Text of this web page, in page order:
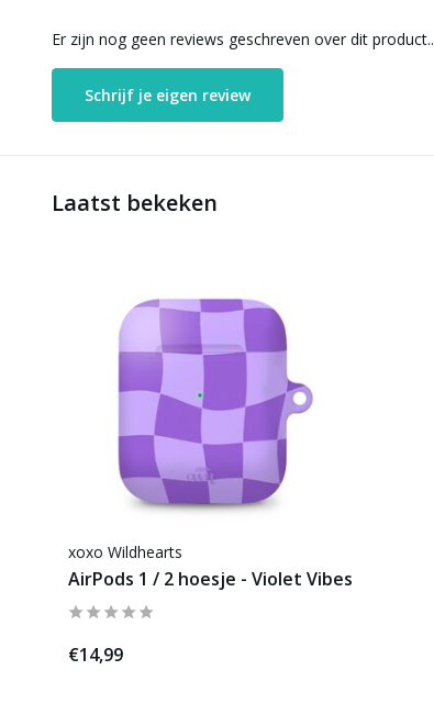
Er zijn nog geen reviews geschreven over dit product..
Schrijf je eigen review
Laatst bekeken
xoxo Wildhearts
AirPods 1 / 2 hoesje - Violet Vibes
€14,99